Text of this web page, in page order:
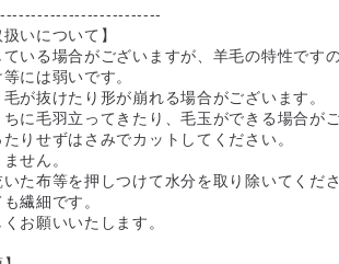
いについて】
いる場合がございますが、羊毛の特性ですの
には弱いです。
が抜けたり形が崩れる場合がございます。
に毛羽立ってきたり、毛玉ができる場合がご
りせずはさみでカットしてください。
せん。
た布等を押しつけて水分を取り除いてくださ
繊細です。
お願いいたします。